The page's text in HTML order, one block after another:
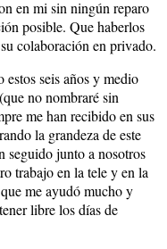
en mi sin ningún reparo
posible. Que haberlos
colaboración en privado.
seis años y medio
no nombraré sin
me han recibido en sus
la grandeza de este
seguido junto a nosotros
trabajo en la tele y en la
me ayudó mucho y
libre los días de